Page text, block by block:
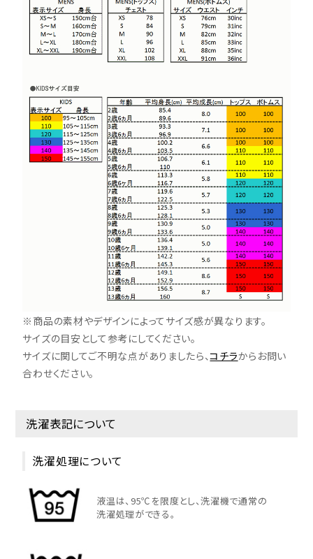
※商品の素材やデザインによってサイズ感が異なります。
サイズの目安として参考にしてください。
サイズに関してご不明な点がありましたら、コチラからお問い
合わせください。
洗濯表記について
洗濯処理について
液温は、95℃を限度とし、洗濯機で通常の
洗濯処理ができる。